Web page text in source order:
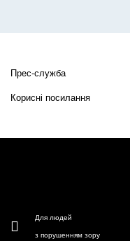
Прес-служба
Корисні посилання
Для людей
з порушенням зору